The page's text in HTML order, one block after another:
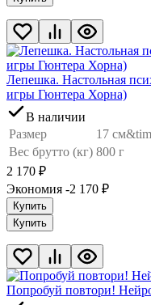
Лепешка. Настольная
игры Гюнтера Хорна)
В наличии
Размер
17
Вес брутто (кг) 800 г
2 170 ₽
Экономия -2 170 ₽
Купить
Купить
Попробуй повтори!